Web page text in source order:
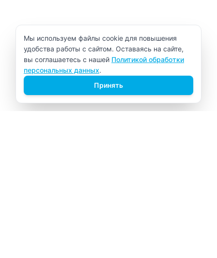
Уведомление об использовании cookie
Мы используем файлы cookie для повышения
удобства работы с сайтом. Оставаясь на сайте,
вы соглашаетесь с нашей Политикой обработки
персональных данных.
Принять